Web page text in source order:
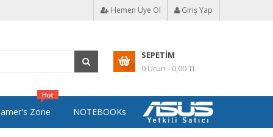
Hemen Üye Ol Giriş Yap
SEPETIM
0 Ürün - 0,00 TL
Zone NOTEBOOKs